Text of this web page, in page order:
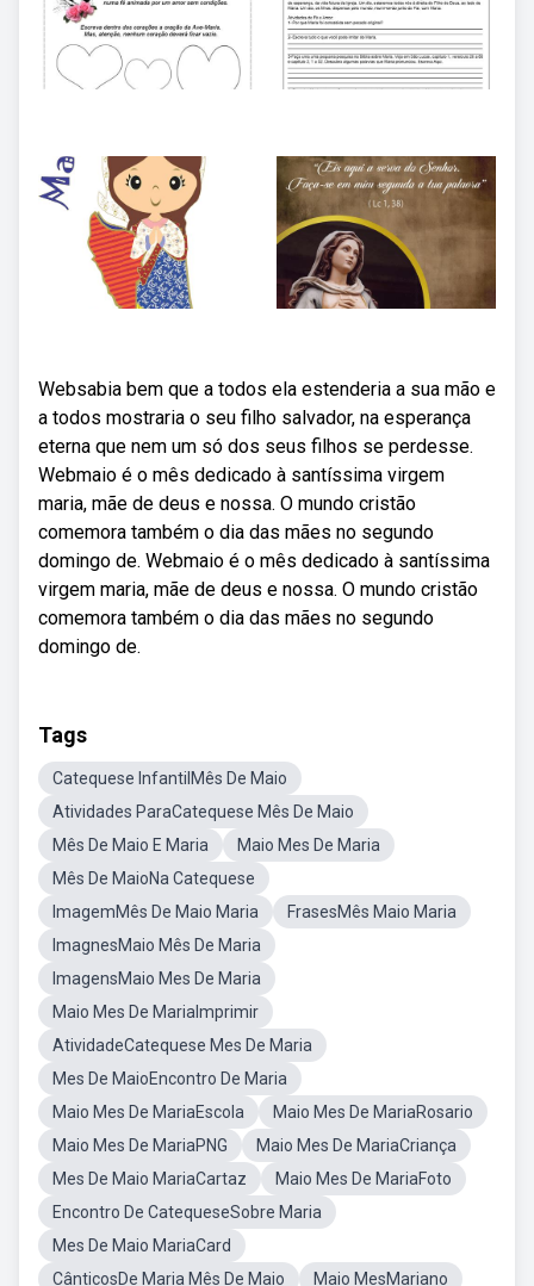
Websabia bem que a todos ela estenderia a sua mão e
a todos mostraria o seu filho salvador, na esperança
eterna que nem um só dos seus filhos se perdesse.
Webmaio é o mês dedicado à santíssima virgem
maria, mãe de deus e nossa. O mundo cristão
comemora também o dia das mães no segundo
domingo de. Webmaio é o mês dedicado à santíssima
virgem maria, mãe de deus e nossa. O mundo cristão
comemora também o dia das mães no segundo
domingo de.
Tags
Catequese InfantilMês De Maio
Atividades ParaCatequese Mês De Maio
Mês De Maio E Maria
Maio Mes De Maria
Mês De MaioNa Catequese
ImagemMês De Maio Maria
FrasesMês Maio Maria
ImagnesMaio Mês De Maria
ImagensMaio Mes De Maria
Maio Mes De MariaImprimir
AtividadeCatequese Mes De Maria
Mes De MaioEncontro De Maria
Maio Mes De MariaEscola
Maio Mes De MariaRosario
Maio Mes De MariaPNG
Maio Mes De MariaCriança
Mes De Maio MariaCartaz
Maio Mes De MariaFoto
Encontro De CatequeseSobre Maria
Mes De Maio MariaCard
CânticosDe Maria Mês De Maio
Maio MesMariano